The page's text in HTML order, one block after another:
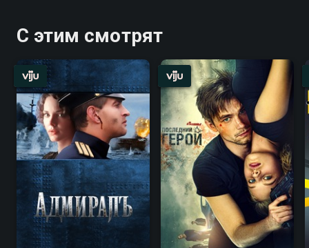
С этим смотрят